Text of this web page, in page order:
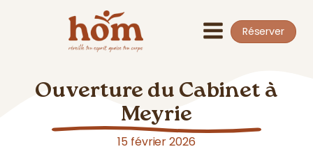
Réserver
Ouverture du Cabinet à
Meyrie
15 février 2026